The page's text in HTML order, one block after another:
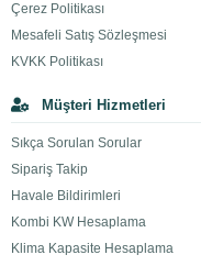
Çerez Politikası
Mesafeli Satış Sözleşmesi
KVKK Politikası
Müşteri Hizmetleri
Sıkça Sorulan Sorular
Sipariş Takip
Havale Bildirimleri
Kombi KW Hesaplama
Klima Kapasite Hesaplama